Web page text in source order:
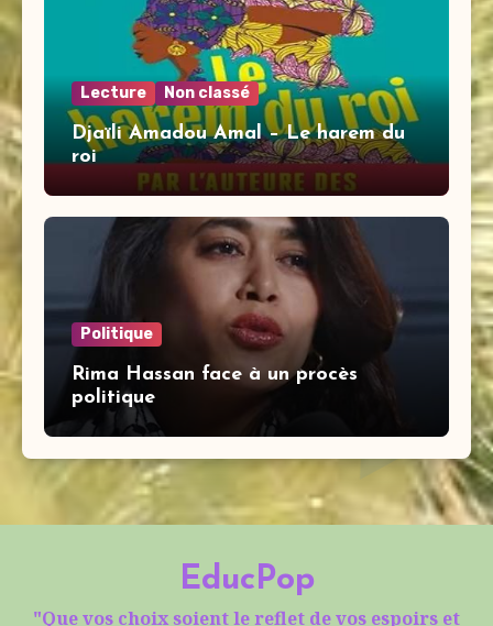
Lecture Non classé
Djaïli Amadou Amal – Le harem du
roi
Politique
Rima Hassan face à un procès
politique
EducPop
"Que vos choix soient le reflet de vos espoirs et